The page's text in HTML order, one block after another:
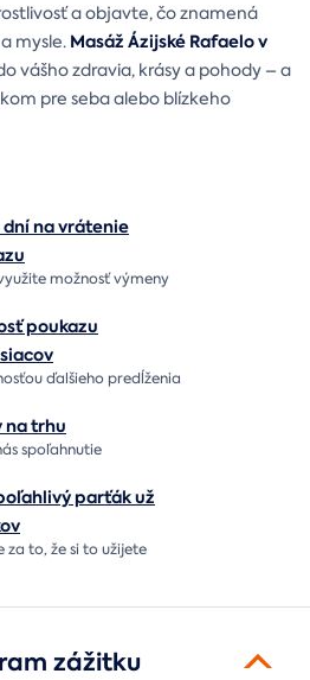
a objavte, čo znamená
mysle. Masáž Ázijské Rafaelo v
vášho zdravia, krásy a pohody – a
pre seba alebo blízkeho
dní na vrátenie
možnosť výmeny
poukazu
ďalšieho predĺženia
natrhu
spoľahnutie
parťák už
za to,že si to užijete
zážitku